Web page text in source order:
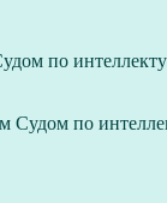
по
Судом по